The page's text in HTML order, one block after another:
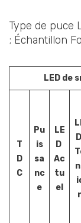
Type de puce
; Échantillon
LED de
T
D
C
Pu
is
sa
nc
e
LE
D
Ac
tu
el
D